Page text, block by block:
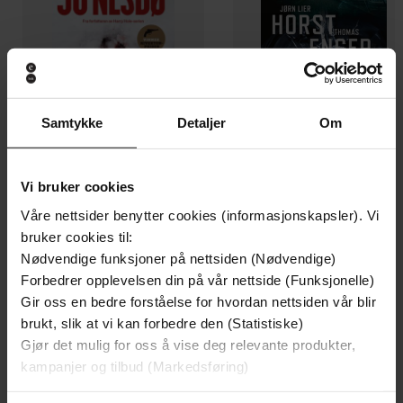
Samtykke Detaljer Om
Vi bruker cookies
Våre nettsider benytter cookies (informasjonskapsler). Vi
bruker cookies til:
Nødvendige funksjoner på nettsiden (Nødvendige)
Forbedrer opplevelsen din på vår nettside (Funksjonelle)
Gir oss en bedre forståelse for hvordan nettsiden vår blir
brukt, slik at vi kan forbedre den (Statistiske)
Gjør det mulig for oss å vise deg relevante produkter,
kampanjer og tilbud (Markedsføring)
199,-
Minnesota
Jo Nesbø
EBOK
349,-
Jørn Lier Horst
EBOK
Forfattere Valérie Perrin(forfatter),